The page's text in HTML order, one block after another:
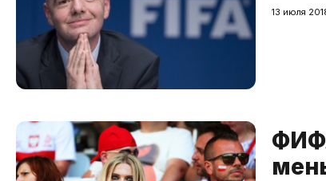
13 июля